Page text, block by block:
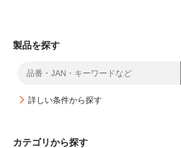
製品を探す
詳しい条件から探す
カテゴリから探す